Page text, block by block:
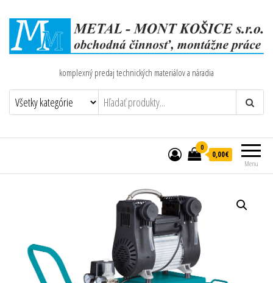
komplexný predaj technických materiálov a náradia
Menu
0
0,00€